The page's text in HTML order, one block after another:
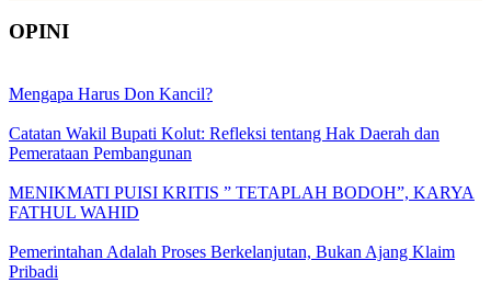
OPINI
Mengapa Harus Don Kancil?
Catatan Wakil Bupati Kolut: Refleksi tentang Hak Daerah dan
Pemerataan Pembangunan
MENIKMATI PUISI KRITIS ” TETAPLAH BODOH”, KARYA
FATHUL WAHID
Pemerintahan Adalah Proses Berkelanjutan, Bukan Ajang Klaim
Pribadi